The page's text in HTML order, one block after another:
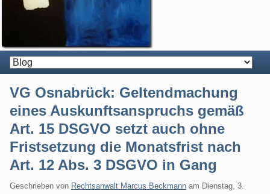
VG Osnabrück: Geltendmachung
eines Auskunftsanspruchs gemäß
Art. 15 DSGVO setzt auch ohne
Fristsetzung die Monatsfrist nach
Art. 12 Abs. 3 DSGVO in Gang
Geschrieben von Rechtsanwalt Marcus Beckmann am Dienstag, 3.